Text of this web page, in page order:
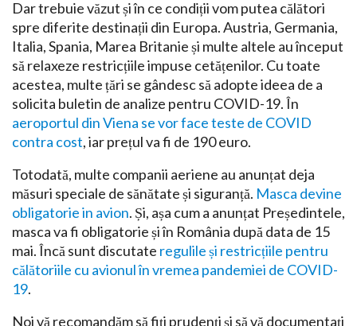
Dar trebuie văzut și în ce condiții vom putea călători
spre diferite destinații din Europa. Austria, Germania,
Italia, Spania, Marea Britanie și multe altele au început
să relaxeze restricțiile impuse cetățenilor. Cu toate
acestea, multe țări se gândesc să adopte ideea de a
solicita buletin de analize pentru COVID-19. În
aeroportul din Viena se vor face teste de COVID
contra cost, iar prețul va fi de 190 euro.
Totodată, multe companii aeriene au anunțat deja
măsuri speciale de sănătate și siguranță. Masca devine
obligatorie in avion. Și, așa cum a anunțat Președintele,
masca va fi obligatorie și în România după data de 15
mai. Încă sunt discutate regulile și restricțiile pentru
călătoriile cu avionul în vremea pandemiei de COVID-
19.
Noi vă recomandăm să fiți prudenți și să vă documentați